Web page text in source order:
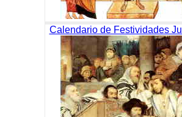
Calendario de Festividades